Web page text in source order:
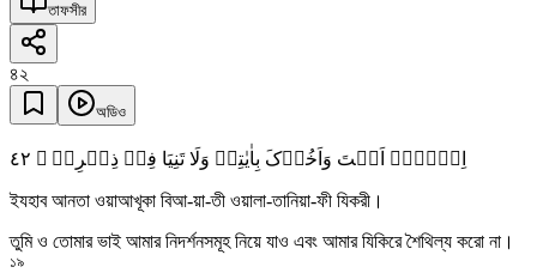
তাফসীর
৪২
অডিও
اِذۡہَبۡ اَنۡتَ وَاَخُوۡکَ بِاٰیٰتِیۡ وَلَا تَنِیَا فِیۡ ذِکۡرِیۡ ۚ ٤٢
ইযহাব আনতা ওয়াআখূকা বিআ-য়া-তী ওয়ালা-তানিয়া-ফী যিকরী।
তুমি ও তোমার ভাই আমার নিদর্শনসমূহ নিয়ে যাও এবং আমার যিকিরে শৈথিল্য করো না।
১৯